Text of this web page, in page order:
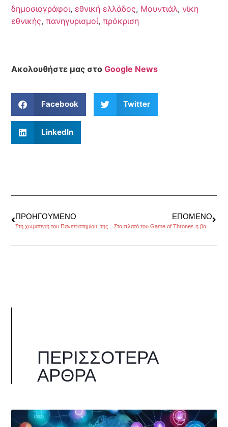
δημοσιογράφοι, εθνική ελλάδος, Μουντιάλ,νίκη
εθνικής,πανηγυρισμοί,πρόκριση
Ακολουθήστε μας στοGoogle News
Facebook Twitter
LinkedIn
ΠΡΟΗΓΟΎΜΕΝΟ ΕΠΌΜΕΝΟ
Στα πλατό του Game of Thrones η βασίλισσα της Αγγλίας
ΠΕΡΙΣΣΌΤΕΡΑ
ΆΡΘΡΑ